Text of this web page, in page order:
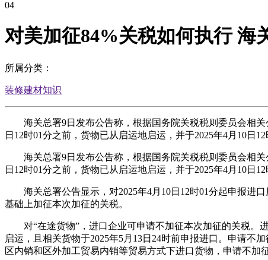
04
对美加征84%关税如何执行 海
所属分类：
装修建材知识
海关总署9日发布公告称，根据国务院关税税则委员会相关
日12时01分之前，货物已从启运地启运，并于2025年4月10日
海关总署9日发布公告称，根据国务院关税税则委员会相关
日12时01分之前，货物已从启运地启运，并于2025年4月10日
海关总署公告显示，对2025年4月10日12时01分起申报进口
基础上加征本次加征的关税。
对“在途货物”，进口企业可申请不加征本次加征的关税。进
启运，且相关货物于2025年5月13日24时前申报进口。申请不
区内销和区外加工贸易内销等贸易方式下进口货物，申请不加